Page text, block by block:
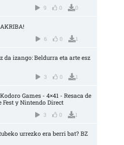
GRUPOS QUE HAY POR AQUÍ, ESTA ES UNA
9 0 0
6 0 1
da izango: Beldurra eta arte esz
3 0 1
Games - 4×41 - Resaca de
Fest y Nintendo Direct
3 0 1
urrezko era berri bat? BZ